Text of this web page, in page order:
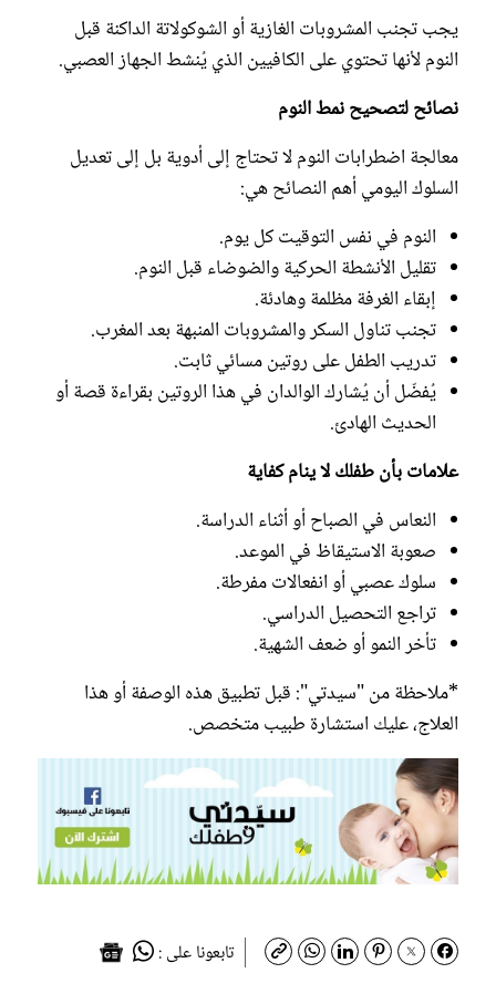
يجب تجنب المشروبات الغازية أو الشوكولاتة الداكنة قبل
النوم لأنها تحتوي على الكافيين الذي يُنشط الجهاز العصبي.
نصائح لتصحيح نمط النوم
معالجة اضطرابات النوم لا تحتاج إلى أدوية بل إلى تعديل
السلوك اليومي أهم النصائح هي:
النوم في نفس التوقيت كل يوم.
تقليل الأنشطة الحركية والضوضاء قبل النوم.
إبقاء الغرفة مظلمة وهادئة.
تجنب تناول السكر والمشروبات المنبهة بعد المغرب.
تدريب الطفل على روتين مسائي ثابت.
يُفضّل أن يُشارك الوالدان في هذا الروتين بقراءة قصة أو
الحديث الهادئ.
علامات بأن طفلك لا ينام كفاية
النعاس في الصباح أو أثناء الدراسة.
صعوبة الاستيقاظ في الموعد.
سلوك عصبي أو انفعالات مفرطة.
تراجع التحصيل الدراسي.
تأخر النمو أو ضعف الشهية.
*ملاحظة من "سيدتي": قبل تطبيق هذه الوصفة أو هذا
العلاج، عليك استشارة طبيب متخصص.
تابعونا على :